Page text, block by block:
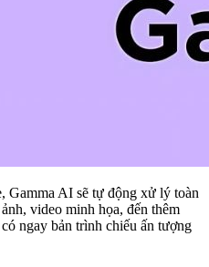
Gamma AI sẽ tự động xử lý toàn
video minh họa, đến thêm
ngay bản trình chiếu ấn tượng